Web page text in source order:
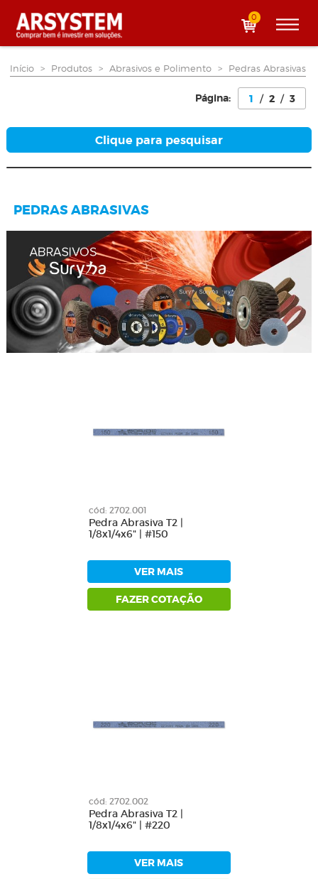
0
Início > Produtos > Abrasivos e Polimento > Pedras Abrasivas
Página: 1 / 2 / 3
Clique para pesquisar
PEDRAS ABRASIVAS
cód: 2702.001
Pedra Abrasiva T2 |
1/8x1/4x6" | #150
VER MAIS
FAZER COTAÇÃO
cód: 2702.002
Pedra Abrasiva T2 |
1/8x1/4x6" | #220
VER MAIS